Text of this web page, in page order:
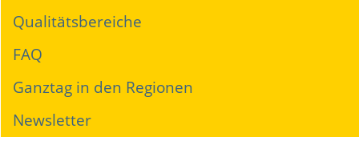
Qualitätsbereiche
FAQ
Ganztag in den Regionen
Newsletter